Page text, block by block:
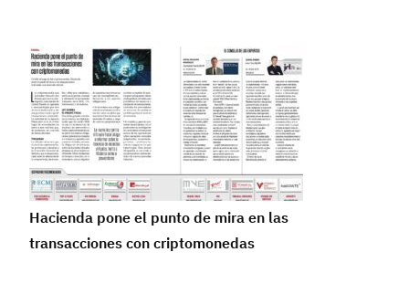
Hacienda pone el punto de mira en las
transacciones con criptomonedas